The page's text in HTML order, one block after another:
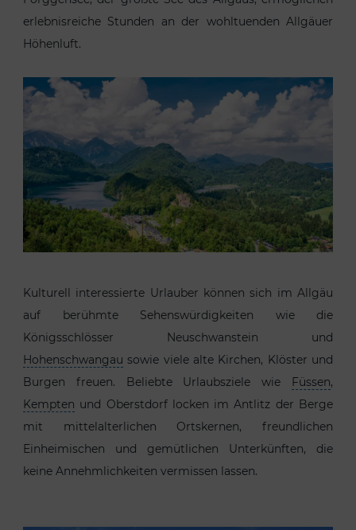
erlebnisreiche Stunden an der wohltuenden Allgäuer
Höhenluft.
Kulturell interessierte Urlauber können sich im Allgäu
auf berühmte Sehenswürdigkeiten wie die
Königsschlösser Neuschwanstein und
Hohenschwangau sowie viele alte Kirchen, Klöster und
Burgen freuen. Beliebte Urlaubsziele wie Füssen,
Kempten und Oberstdorf locken im Antlitz der Berge
mit mittelalterlichen Ortskernen, freundlichen
Einheimischen und gemütlichen Unterkünften, die
keine Annehmlichkeiten vermissen lassen.